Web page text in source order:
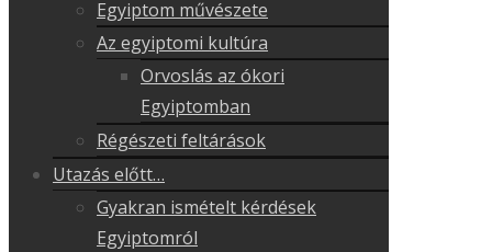
Egyiptom művészete
Az egyiptomi kultúra
Orvoslás az ókori
Egyiptomban
Régészeti feltárások
Utazás előtt…
Gyakran ismételt kérdések
Egyiptomról